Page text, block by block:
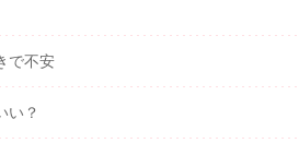
で不安
い？